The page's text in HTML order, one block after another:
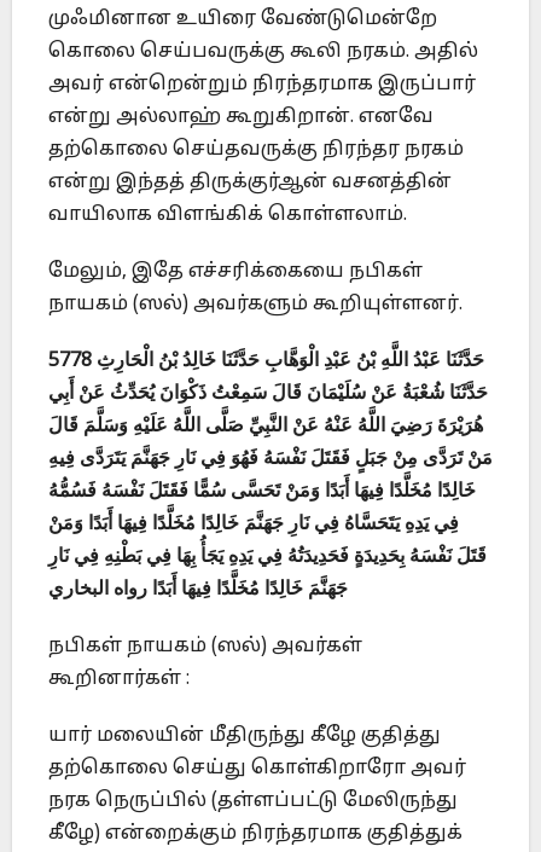
முஃமினான உயிரை வேண்டுமென்றே
கொலை செய்பவருக்கு கூலி நரகம். அதில்
அவர் என்றென்றும் நிரந்தரமாக இருப்பார்
என்று அல்லாஹ் கூறுகிறான். எனவே
தற்கொலை செய்தவருக்கு நிரந்தர நரகம்
என்று இந்தத் திருக்குர்ஆன் வசனத்தின்
வாயிலாக விளங்கிக் கொள்ளலாம்.
மேலும், இதே எச்சரிக்கையை நபிகள்
நாயகம் (ஸல்) அவர்களும் கூறியுள்ளனர்.
5778 حَدَّثَنَا عَبْدُ اللَّهِ بْنُ عَبْدِ الْوَهَّابِ حَدَّثَنَا خَالِدُ بْنُ الْحَارِثِ
حَدَّثَنَا شُعْبَةُ عَنْ سُلَيْمَانَ قَالَ سَمِعْتُ ذَكْوَانَ يُحَدِّثُ عَنْ أَبِي
هُرَيْرَةَ رَضِيَ اللَّهُ عَنْهُ عَنْ النَّبِيِّ صَلَّى اللَّهُ عَلَيْهِ وَسَلَّمَ قَالَ
مَنْ تَرَدَّى مِنْ جَبَلٍ فَقَتَلَ نَفْسَهُ فَهُوَ فِي نَارِ جَهَنَّمَ يَتَرَدَّى فِيهِ
خَالِدًا مُخَلَّدًا فِيهَا أَبَدًا وَمَنْ تَحَسَّى سُمًّا فَقَتَلَ نَفْسَهُ فَسُمُّهُ
فِي يَدِهِ يَتَحَسَّاهُ فِي نَارِ جَهَنَّمَ خَالِدًا مُخَلَّدًا فِيهَا أَبَدًا وَمَنْ
قَتَلَ نَفْسَهُ بِحَدِيدَةٍ فَحَدِيدَتُهُ فِي يَدِهِ يَجَأُ بِهَا فِي بَطْنِهِ فِي نَارِ
جَهَنَّمَ خَالِدًا مُخَلَّدًا فِيهَا أَبَدًا رواه البخاري
நபிகள் நாயகம் (ஸல்) அவர்கள்
கூறினார்கள் :
யார் மலையின் மீதிருந்து கீழே குதித்து
தற்கொலை செய்து கொள்கிறாரோ அவர்
நரக நெருப்பில் (தள்ளப்பட்டு மேலிருந்து
கீழே) என்றைக்கும் நிரந்தரமாக குதித்துக்